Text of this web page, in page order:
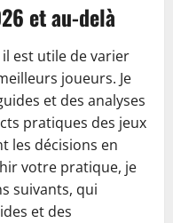
et au-delà
est utile de varier
joueurs. Je
et des analyses
pratiques des jeux
les décisions en
votre pratique, je
suivants, qui
et des